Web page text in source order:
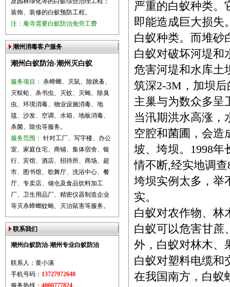
装饰、装修的白蚁预防工程。
注：庵寺需要白蚁防治免劳工费
潮州消毒客户服务
潮州白蚁防治-潮州灭白蚁
服务项目： 杀蟑螂、灭鼠、除跳蚤、
灭蜈蚣、杀书虫、灭蚊、灭蝇、除臭
虫、环境消毒、物业设施消毒、地
毯、沙发、空调、水箱、地板消毒、
杀菌、除虫等服务。
服务范围： 针对工厂、写字楼、办公
室、家庭住宅、商铺、集体宿舍、银
行、宾馆、酒店、招待所、商场、超
市、图书馆、歌舞厅、洗浴中心、餐
厅、专卖店、储仓及食品饮料加工
厂、卫生用品厂、精密仪器制造企业
等灭杀蟑螂蚊蝇、灭治鼠害等服务。
联系我们
潮州白蚁防治-潮州专业白蚁防治
联系人：黄小满
手机号码： 13727972648
服务热线： 4000777824
严重的白蚁种类。
即能造成巨大损失
白蚁种类。而堆砂
白蚁对破坏河堤
危害河堤和水库土
筑深2-3M，加坝
主巢与为数众多呈
当汛期洪水高涨，
空腔和菌圃，会造
坡、垮坝。1998
情不断,经实地调
垮坝实例太多，举
实。
白蚁对农作物、
白蚁可以危害甘蔗
外，白蚁对林木、
白蚁对塑料电缆
在我国南方，白蚁